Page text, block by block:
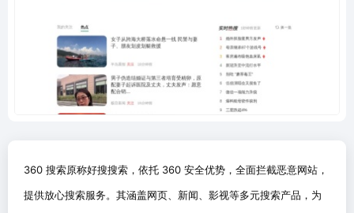
360 搜索原称好搜搜索，依托 360 安全优势，全面拦截恶意网站，
提供放心搜索服务。其涵盖网页、新闻、影视等多元搜索产品，为